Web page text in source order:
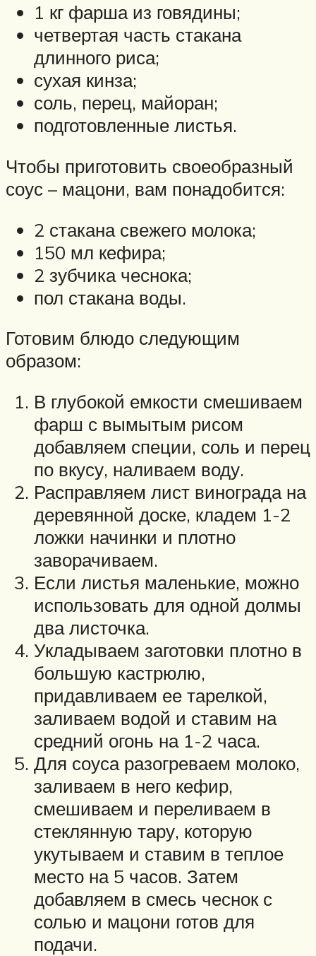
1 кг фарша из говядины;
четвертая часть стакана
длинного риса;
сухая кинза;
соль, перец, майоран;
подготовленные листья.
Чтобы приготовить своеобразный
соус – мацони, вам понадобится:
2 стакана свежего молока;
150 мл кефира;
2 зубчика чеснока;
пол стакана воды.
Готовим блюдо следующим
образом:
В глубокой емкости смешиваем
фарш с вымытым рисом
добавляем специи, соль и перец
по вкусу, наливаем воду.
Расправляем лист винограда на
деревянной доске, кладем 1-2
ложки начинки и плотно
заворачиваем.
Если листья маленькие, можно
использовать для одной долмы
два листочка.
Укладываем заготовки плотно в
большую кастрюлю,
придавливаем ее тарелкой,
заливаем водой и ставим на
средний огонь на 1-2 часа.
Для соуса разогреваем молоко,
заливаем в него кефир,
смешиваем и переливаем в
стеклянную тару, которую
укутываем и ставим в теплое
место на 5 часов. Затем
добавляем в смесь чеснок с
солью и мацони готов для
подачи.